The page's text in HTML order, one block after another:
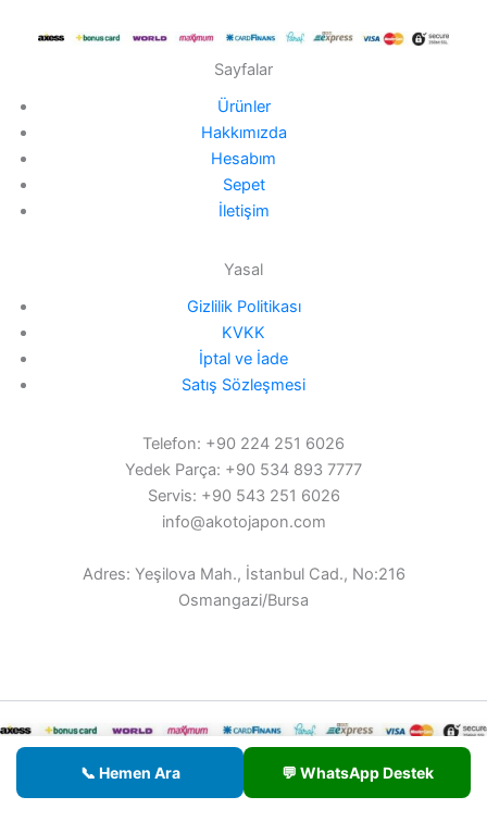
📞 Hemen Ara 💬 WhatsApp Destek
Sayfalar
Ürünler
Hakkımızda
Hesabım
Sepet
İletişim
Yasal
Gizlilik Politikası
KVKK
İptal ve İade
Satış Sözleşmesi
Telefon: +90 224 251 6026
Yedek Parça: +90 534 893 7777
Servis: +90 543 251 6026
info@akotojapon.com
Adres: Yeşilova Mah., İstanbul Cad., No:216
Osmangazi/Bursa
© 2026 AKOTO - Tüm hakları saklıdır.